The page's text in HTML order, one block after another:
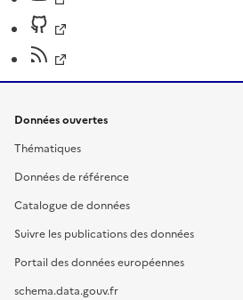
Données ouvertes
Thématiques
Données de référence
Catalogue de données
Suivre les publications des données
Portail des données européennes
schema.data.gouv.fr